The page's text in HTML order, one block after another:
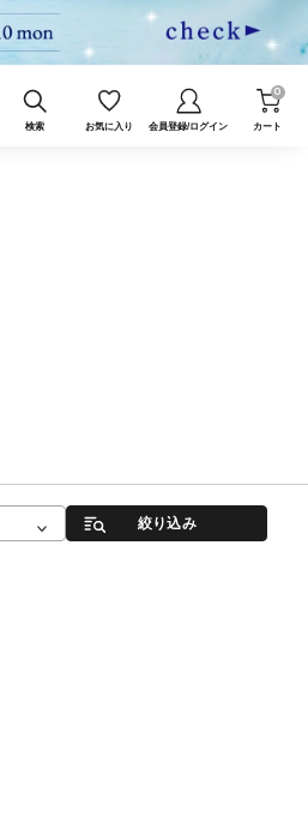
検索 お気に入り 会員登録/ログイン カート
0
絞り込み